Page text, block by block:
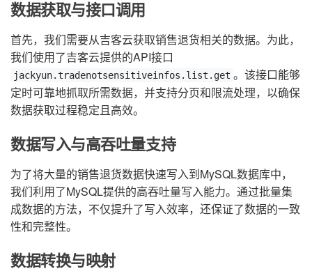
数据获取与接口调用
首先，我们需要从吉客云获取销售退货相关的数据。为此，
我们使用了吉客云提供的API接口
jackyun.tradenotsensitiveinfos.list.get 。该接口能够
定时可靠地抓取所需数据，并支持分页和限流处理，以确保
数据获取过程稳定且高效。
数据写入与高吞吐量支持
为了将大量的销售退货数据快速写入到MySQL数据库中，
我们利用了MySQL提供的高吞吐量写入能力。通过批量集
成数据的方法，不仅提升了写入效率，还保证了数据的一致
性和完整性。
数据转换与映射